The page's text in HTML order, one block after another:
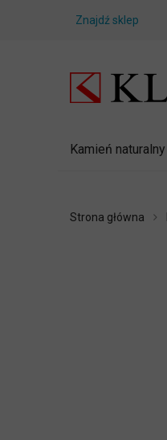
Znajdź sklep
Kamień naturalny
Strona główna